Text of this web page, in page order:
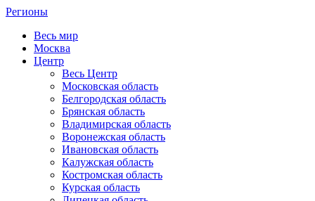
Регионы
Весь мир
Москва
Центр
Весь Центр
Московская область
Белгородская область
Брянская область
Владимирская область
Воронежская область
Ивановская область
Калужская область
Костромская область
Курская область